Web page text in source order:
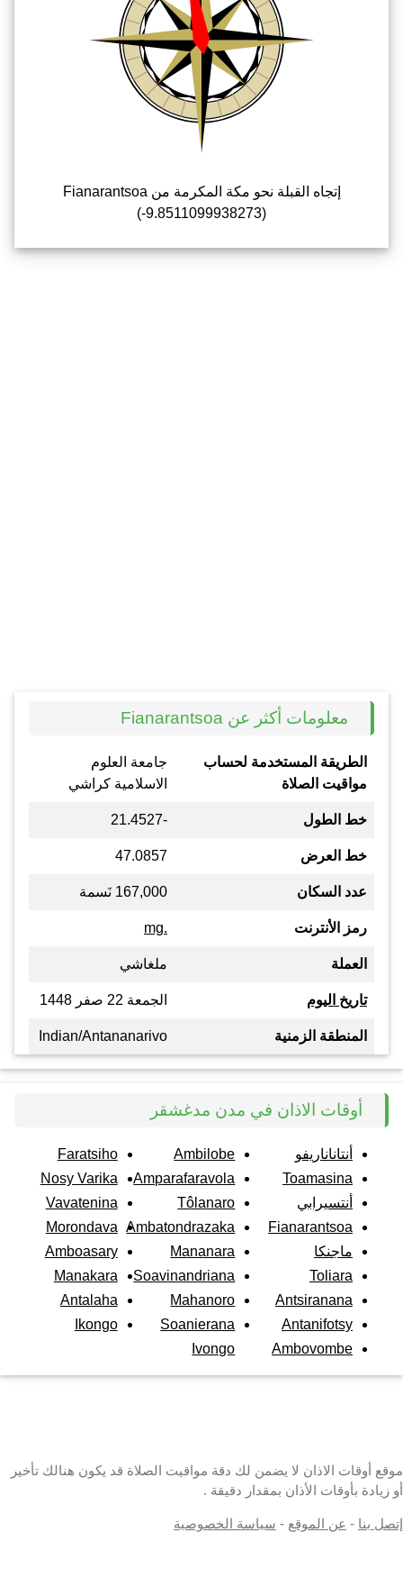
إتجاه القبلة نحو مكة المكرمة من Fianarantsoa
(-9.8511099938273)
معلومات أكثر عن Fianarantsoa
الطريقة المستخدمة لحساب
مواقيت الصلاة
جامعة العلوم
الاسلامية كراشي
خط الطول -21.4527
خط العرض 47.0857
عدد السكان 167,000 نَسمة
رمز الأنترنت .mg
العملة ملغاشي
تاريخ اليوم الجمعة 22 صفر 1448
المنطقة الزمنية Indian/Antananarivo
أوقات الاذان في مدن مدغشقر
أنتاناناريفو
Toamasina
أنتسيرابي
Fianarantsoa
ماجنكا
Toliara
Antsiranana
Antanifotsy
Ambovombe
Ambilobe
Amparafaravola
Tôlanaro
Ambatondrazaka
Mananara
Soavinandriana
Mahanoro
Soanierana
Ivongo
Faratsiho
Nosy Varika
Vavatenina
Morondava
Amboasary
Manakara
Antalaha
Ikongo
موقع أوقات الاذان لا يضمن لك دقة مواقيت الصلاة قد يكون هنالك تأخير
أو زيادة بأوقات الأذان بمقدار دقيقة .
إتصل بنا - عن الموقع - سياسة الخصوصية